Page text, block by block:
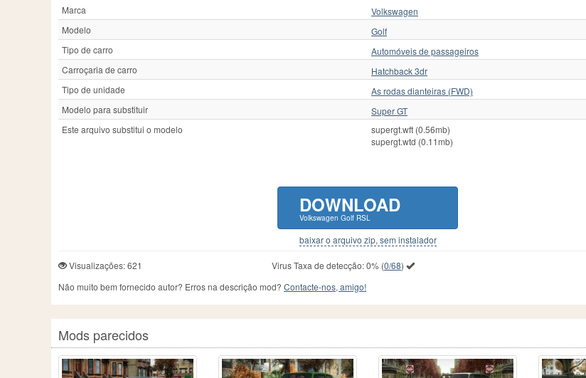
Marca
Volkswagen
Modelo
Golf
Tipo de carro
Automóveis de passageiros
Carroçaria de carro
Hatchback 3dr
Tipo de unidade
As rodas dianteiras (FWD)
Modelo para substituir
Super GT
Este arquivo substitui o modelo
supergt.wft (0.56mb)
supergt.wtd (0.11mb)
DOWNLOAD
Volkswagen Golf RSL
baixar o arquivo zip, sem instalador
Visualizações: 621 Virus Taxa de detecção:0%(0/68)
Não muito bem fornecido autor? Erros na descrição mod? Contacte-nos, amigo!
Mods parecidos